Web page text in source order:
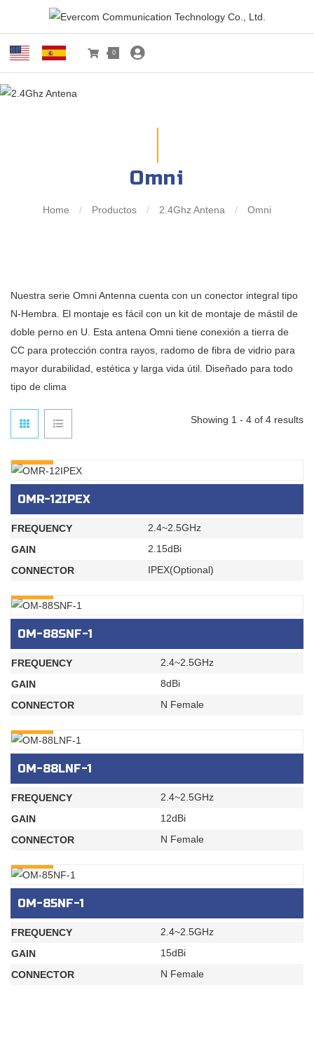
0
Omni
Home / Productos / 2.4Ghz Antena / Omni
Nuestra serie Omni Antenna cuenta con un conector integral tipo
N-Hembra. El montaje es fácil con un kit de montaje de mástil de
doble perno en U. Esta antena Omni tiene conexión a tierra de
CC para protección contra rayos, radomo de fibra de vidrio para
mayor durabilidad, estética y larga vida útil. Diseñado para todo
tipo de clima
Showing 1 - 4 of 4 results
OMR-12IPEX
FREQUENCY
2.4~2.5GHz
GAIN
2.15dBi
CONNECTOR
IPEX(Optional)
OM-88SNF-1
FREQUENCY
2.4~2.5GHz
GAIN
8dBi
CONNECTOR
N Female
OM-88LNF-1
FREQUENCY
2.4~2.5GHz
GAIN
12dBi
CONNECTOR
N Female
OM-85NF-1
FREQUENCY
2.4~2.5GHz
GAIN
15dBi
CONNECTOR
N Female